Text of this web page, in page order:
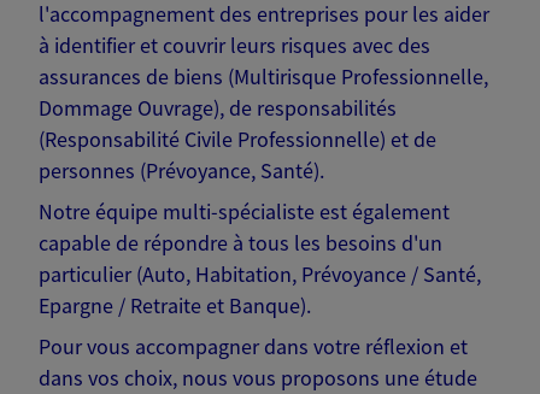
l'accompagnement des entreprises pour les aider
à identifier et couvrir leurs risques avec des
assurances de biens (Multirisque Professionnelle,
Dommage Ouvrage), de responsabilités
(Responsabilité Civile Professionnelle) et de
personnes (Prévoyance, Santé).
Notre équipe multi-spécialiste est également
capable de répondre à tous les besoins d'un
particulier (Auto, Habitation, Prévoyance / Santé,
Epargne / Retraite et Banque).
Pour vous accompagner dans votre réflexion et
dans vos choix, nous vous proposons une étude